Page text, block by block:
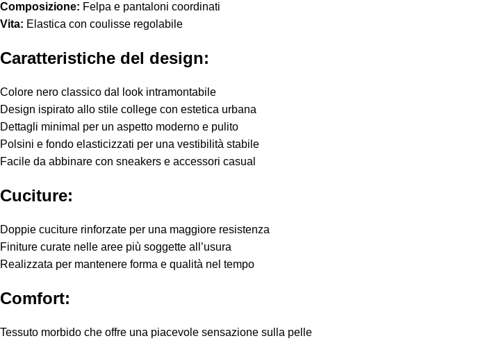
Composizione: Felpa e pantaloni coordinati
Vita: Elastica con coulisse regolabile
Caratteristiche del design:
Colore nero classico dal look intramontabile
Design ispirato allo stile college con estetica urbana
Dettagli minimal per un aspetto moderno e pulito
Polsini e fondo elasticizzati per una vestibilità stabile
Facile da abbinare con sneakers e accessori casual
Cuciture:
Doppie cuciture rinforzate per una maggiore resistenza
Finiture curate nelle aree più soggette all’usura
Realizzata per mantenere forma e qualità nel tempo
Comfort:
Tessuto morbido che offre una piacevole sensazione sulla pelle